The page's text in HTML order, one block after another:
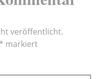
veröffentlicht.
* markiert